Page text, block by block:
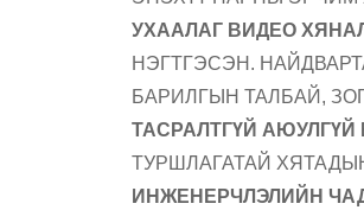
УХААЛАГ ВИДЕО
НЭГТГЭСЭН.
БАРИЛГЫН ТАЛБАЙ,
ТАСРАЛТГҮЙ
ТУРШЛАГАТАЙ
ИНЖЕНЕРЧЛЭЛИЙН